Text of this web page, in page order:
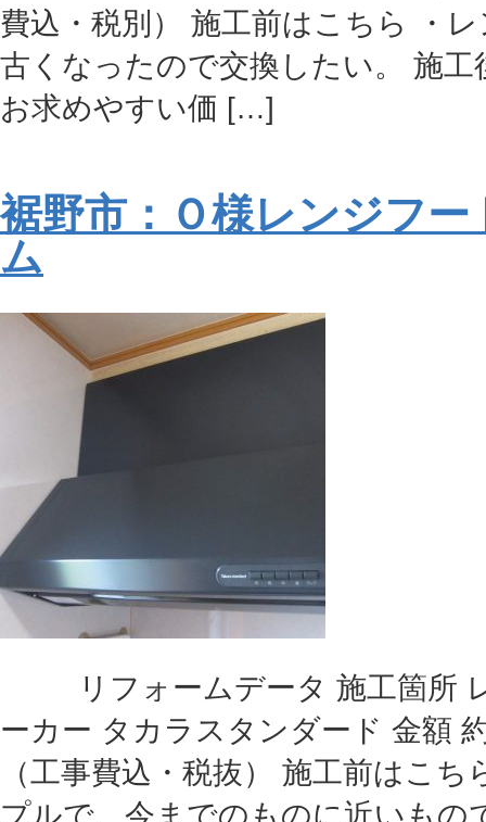
費込・税別） 施工前はこちら ・
古くなったので交換したい。 施工
お求めやすい価 […]
裾野市：Ｏ様レンジフー
ム
リフォームデータ 施工箇所
ーカー タカラスタンダード 金額
（工事費込・税抜） 施工前はこ
プルで、今までのものに近いもの